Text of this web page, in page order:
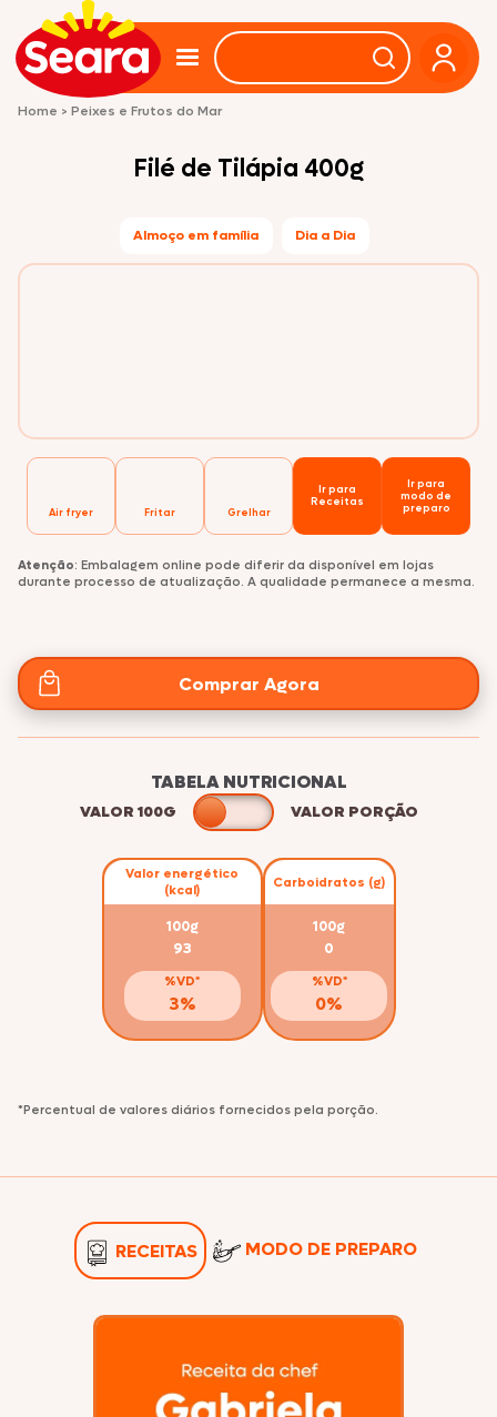
Home > Peixes e Frutos do Mar
Filé de Tilápia 400g
Almoço em família Dia a Dia
Air fryer Fritar Grelhar
Ir para
Receitas
Ir para
modo de
preparo
Atenção: Embalagem online pode diferir da disponível em lojas
durante processo de atualização. A qualidade permanece a mesma.
Comprar Agora
TABELA NUTRICIONAL
VALOR 100G VALOR PORÇÃO
Valor energético
(kcal)
100g
93
%VD*
3%
Carboidratos (g)
100g
0
%VD*
0%
*Percentual de valores diários fornecidos pela porção.
RECEITAS MODO DE PREPARO